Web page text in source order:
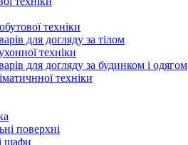
техніки
для догляду за тілом
техніки
для догляду за будинком і одягом
техніки
поверхні
шафи